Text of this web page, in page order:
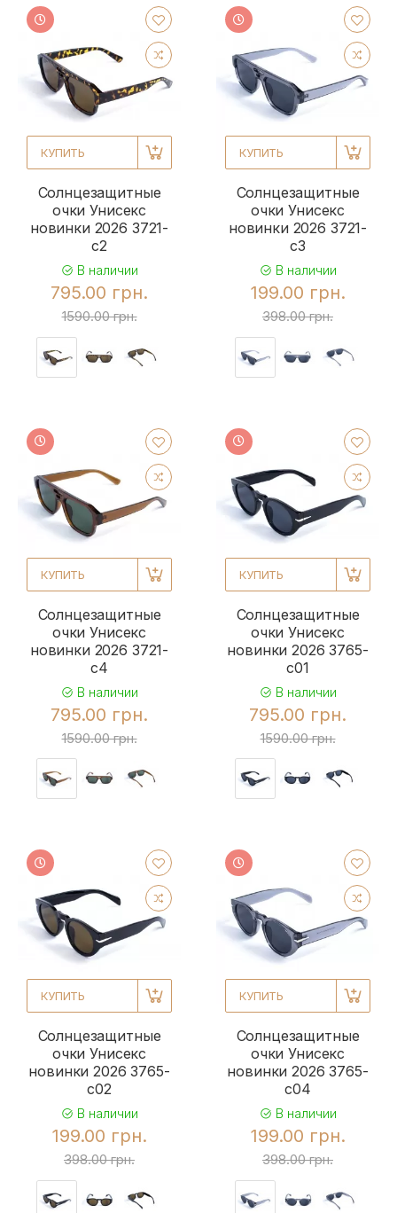
КУПИТЬ
Солнцезащитные
очки Унисекс
новинки 2026 3721-
c2
В наличии
795.00 грн.
1590.00 грн.
КУПИТЬ
Солнцезащитные
очки Унисекс
новинки 2026 3721-
c3
В наличии
199.00 грн.
398.00 грн.
КУПИТЬ
Солнцезащитные
очки Унисекс
новинки 2026 3721-
c4
В наличии
795.00 грн.
1590.00 грн.
КУПИТЬ
Солнцезащитные
очки Унисекс
новинки 2026 3765-
c01
В наличии
795.00 грн.
1590.00 грн.
КУПИТЬ
Солнцезащитные
очки Унисекс
новинки 2026 3765-
c02
В наличии
199.00 грн.
398.00 грн.
КУПИТЬ
Солнцезащитные
очки Унисекс
новинки 2026 3765-
c04
В наличии
199.00 грн.
398.00 грн.